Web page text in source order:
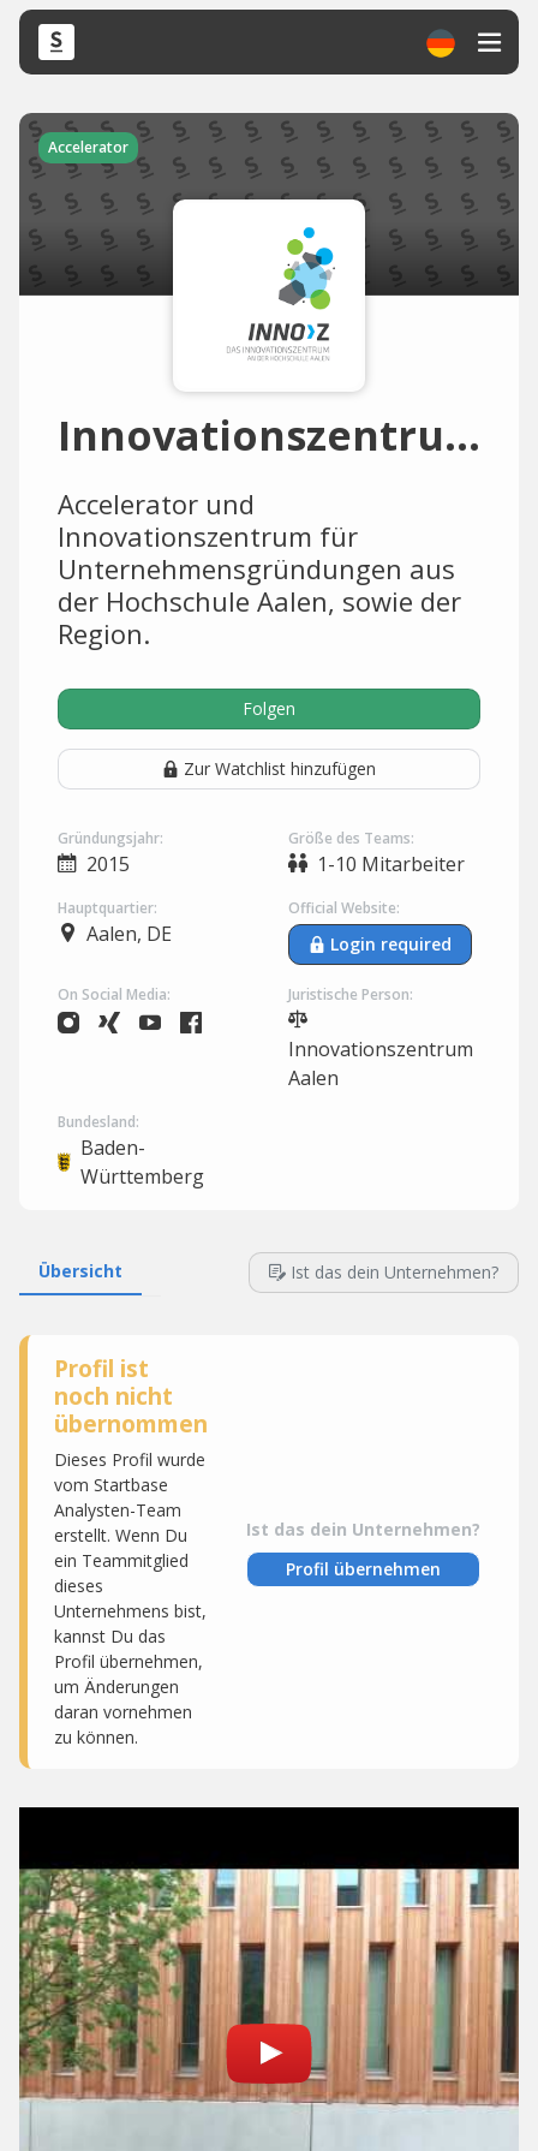
Accelerator
Innovationszentrum Aalen
Accelerator und
Innovationszentrum für
Unternehmensgründungen aus
der Hochschule Aalen, sowie der
Region.
Folgen
Zur Watchlist hinzufügen
Gründungsjahr:
2015
Größe des Teams:
1-10 Mitarbeiter
Hauptquartier:
Aalen, DE
Official Website:
Login required
On Social Media: Juristische Person:
Innovationszentrum
Aalen
Bundesland:
Baden-
Württemberg
Übersicht Ist das dein Unternehmen?
Profil ist
noch nicht
übernommen
Dieses Profil wurde
vom Startbase
Analysten-Team
erstellt. Wenn Du
ein Teammitglied
dieses
Unternehmens bist,
kannst Du das
Profil übernehmen,
um Änderungen
daran vornehmen
zu können.
Ist das dein Unternehmen?
Profil übernehmen